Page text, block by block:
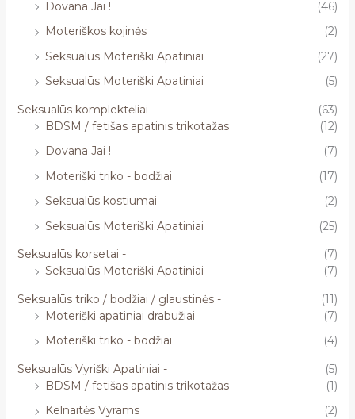
Dovana Jai !
(46)
Moteriškos kojinės
(2)
Seksualūs Moteriški Apatiniai
(27)
Seksualūs Moteriški Apatiniai
(5)
Seksualūs komplektėliai -
(63)
BDSM / fetišas apatinis trikotažas
(12)
Dovana Jai !
(7)
Moteriški triko - bodžiai
(17)
Seksualūs kostiumai
(2)
Seksualūs Moteriški Apatiniai
(25)
Seksualūs korsetai -
(7)
Seksualūs Moteriški Apatiniai
(7)
Seksualūs triko / bodžiai / glaustinės -
(11)
Moteriški apatiniai drabužiai
(7)
Moteriški triko - bodžiai
(4)
Seksualūs Vyriški Apatiniai -
(5)
BDSM / fetišas apatinis trikotažas
(1)
Kelnaitės Vyrams
(2)